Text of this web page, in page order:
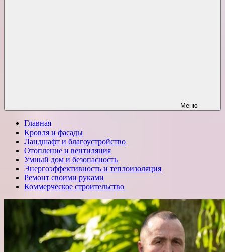
Меню
Главная
Кровля и фасады
Ландшафт и благоустройство
Отопление и вентиляция
Умный дом и безопасность
Энергоэффективность и теплоизоляция
Ремонт своими руками
Коммерческое строительство